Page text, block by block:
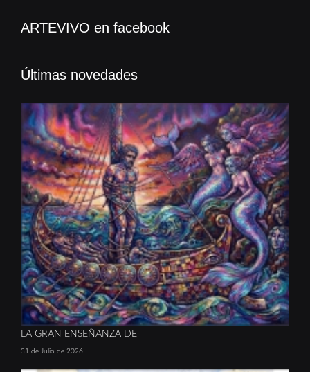
ARTEVIVO en facebook
Últimas novedades
LA GRAN ENSEÑANZA DE
31 de Julio de 2026